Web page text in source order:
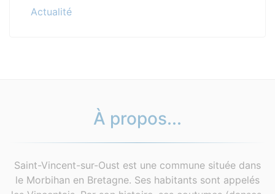
Actualité
À propos...
Saint-Vincent-sur-Oust est une commune située dans
le Morbihan en Bretagne. Ses habitants sont appelés